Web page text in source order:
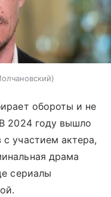
обороты и не
2024 году вышло
участием актера,
драма
сериалы